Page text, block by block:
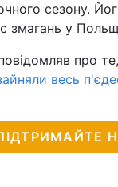
сезону.
змагань у
про
весь